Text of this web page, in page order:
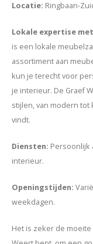
Locatie: Ringbaan-
Lokale expertise
is een lokale
assortiment aan
kun je terecht voor
je interieur. De Graef
stijlen, van modern tot
vindt.
Diensten: Persoonlijk
interieur.
Openingstijden:
weekdagen.
Het is zeker de